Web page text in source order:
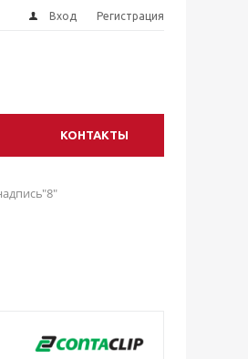
Вход Регистрация
КОНТАКТЫ